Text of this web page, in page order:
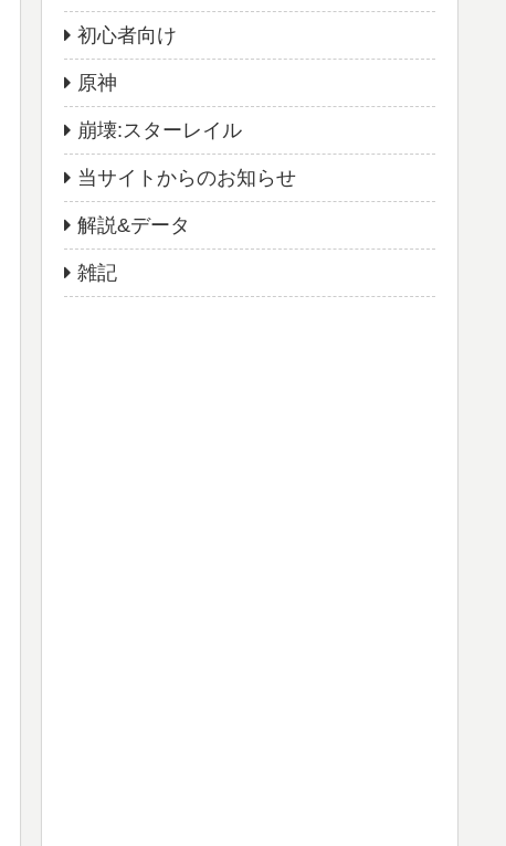
初心者向け
原神
崩壊:スターレイル
当サイトからのお知らせ
解説&データ
雑記